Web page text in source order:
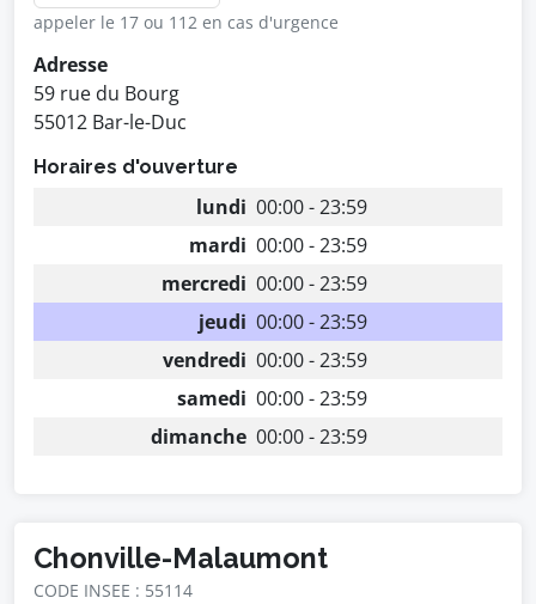
appeler le 17 ou 112 en cas d'urgence
Adresse
59 rue du Bourg
55012 Bar-le-Duc
Horaires d'ouverture
lundi 00:00 - 23:59
mardi 00:00 - 23:59
mercredi 00:00 - 23:59
jeudi 00:00 - 23:59
vendredi 00:00 - 23:59
samedi 00:00 - 23:59
dimanche 00:00 - 23:59
Chonville-Malaumont
CODE INSEE : 55114